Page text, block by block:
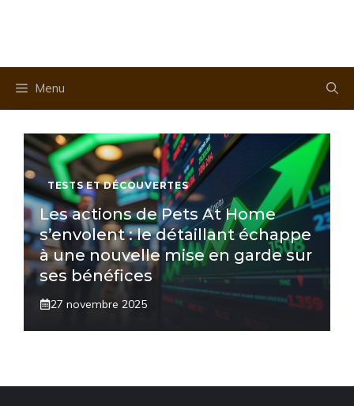
Menu
TESTS ET DÉCOUVERTES
Les actions de Pets At Home
s’envolent : le détaillant échappe
à une nouvelle mise en garde sur
ses bénéfices
27 novembre 2025